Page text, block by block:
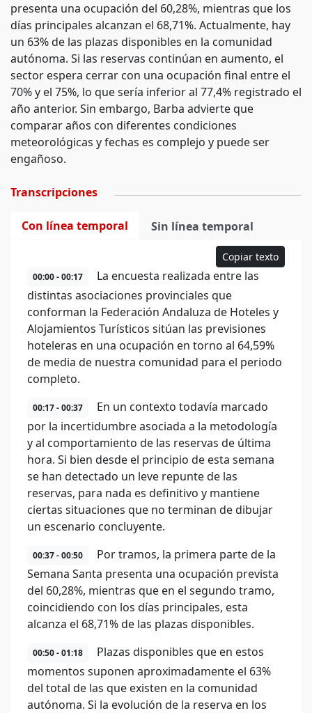
presenta una ocupación del 60,28%, mientras que los
días principales alcanzan el 68,71%. Actualmente, hay
un 63% de las plazas disponibles en la comunidad
autónoma. Si las reservas continúan en aumento, el
sector espera cerrar con una ocupación final entre el
70% y el 75%, lo que sería inferior al 77,4% registrado el
año anterior. Sin embargo, Barba advierte que
comparar años con diferentes condiciones
meteorológicas y fechas es complejo y puede ser
engañoso.
Transcripciones
Con línea temporal Sin línea temporal
Copiar texto
00:00 - 00:17
La encuesta realizada entre las
distintas asociaciones provinciales que
conforman la Federación Andaluza de Hoteles y
Alojamientos Turísticos sitúan las previsiones
hoteleras en una ocupación en torno al 64,59%
de media de nuestra comunidad para el periodo
completo.
00:17 - 00:37
En un contexto todavía marcado
por la incertidumbre asociada a la metodología
y al comportamiento de las reservas de última
hora. Si bien desde el principio de esta semana
se han detectado un leve repunte de las
reservas, para nada es definitivo y mantiene
ciertas situaciones que no terminan de dibujar
un escenario concluyente.
00:37 - 00:50
Por tramos, la primera parte de la
Semana Santa presenta una ocupación prevista
del 60,28%, mientras que en el segundo tramo,
coincidiendo con los días principales, esta
alcanza el 68,71% de las plazas disponibles.
00:50 - 01:18
Plazas disponibles que en estos
momentos suponen aproximadamente el 63%
del total de las que existen en la comunidad
autónoma. Si la evolución de la reserva en los